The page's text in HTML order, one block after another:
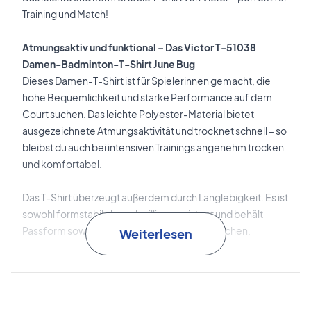
Training und Match!
Atmungsaktiv und funktional – Das Victor T-51038
Damen-Badminton-T-Shirt June Bug
Dieses Damen-T-Shirt ist für Spielerinnen gemacht, die
hohe Bequemlichkeit und starke Performance auf dem
Court suchen. Das leichte Polyester-Material bietet
ausgezeichnete Atmungsaktivität und trocknet schnell – so
bleibst du auch bei intensiven Trainings angenehm trocken
und komfortabel.
Das T-Shirt überzeugt außerdem durch Langlebigkeit. Es ist
sowohl formstabil als auch pilling-resistent und behält
Passform sowie Optik – auch nach vielen Wäschen.
Weiterlesen